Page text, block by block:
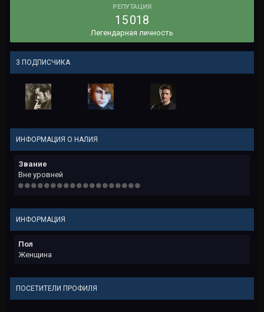
РЕПУТАЦИЯ
15 018
Легендарная личность
3 ПОДПИСЧИКА
ИНФОРМАЦИЯ О НАЛИЯ
Звание
Вне уровней
ИНФОРМАЦИЯ
Пол
Женщина
ПОСЕТИТЕЛИ ПРОФИЛЯ